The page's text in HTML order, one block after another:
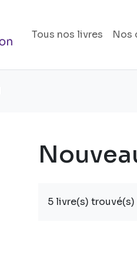
Tous nos livres Nos
5 livre(s) trouvé(s)